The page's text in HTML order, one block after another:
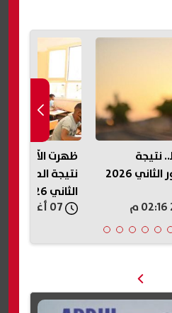
ظهرت الآن في جميع المحافظات..
نتيجة الصف الثالث الإعدادي الدور
07 أغسطس, 2026 02:13 م